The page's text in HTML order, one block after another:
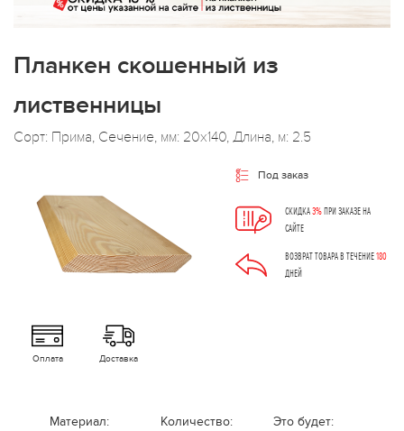
Планкен скошенный из
лиственницы
Сорт: Прима, Сечение, мм: 20x140, Длина, м: 2.5
Под заказ
СКИДКА3%ПРИ ЗАКАЗЕ НА
САЙТЕ
ВОЗВРАТ ТОВАРА В ТЕЧЕНИЕ180
ДНЕЙ
Оплата Доставка
Материал: Количество: Это будет: